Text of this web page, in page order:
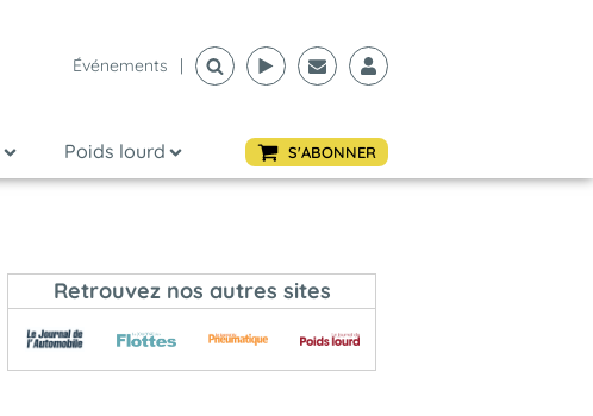
Événements |
Poids lourd S'ABONNER
Retrouvez nos autres sites